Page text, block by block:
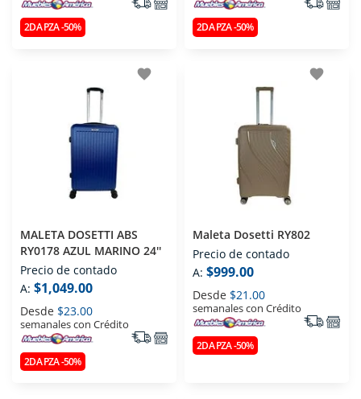
2DA PZA -50% 2DA PZA -50%
favorite
MALETA DOSETTI ABS
RY0178 AZUL MARINO 24''
Precio de contado
A: $1,049.00
Desde $23.00
semanales con Crédito
2DA PZA -50%
favorite
Maleta Dosetti RY802
Precio de contado
A: $999.00
Desde $21.00
semanales con Crédito
2DA PZA -50%